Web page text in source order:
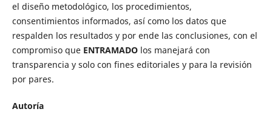
el diseño metodológico, los procedimientos,
consentimientos informados, así como los datos que
respalden los resultados y por ende las conclusiones, con el
compromiso que ENTRAMADOlos manejará con
transparencia y solo con fines editoriales y para la revisión
por pares.
Autoría